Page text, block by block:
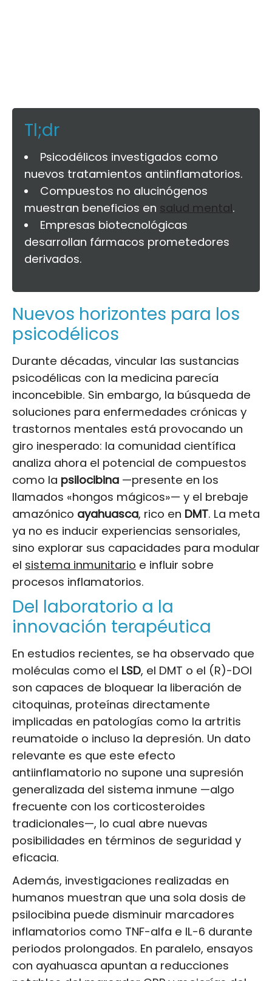
Tl;dr
Psicodélicos investigados como
nuevos tratamientos antiinflamatorios.
Compuestos no alucinógenos
muestran beneficios en salud mental.
Empresas biotecnológicas
desarrollan fármacos prometedores
derivados.
Nuevos horizontes para los
psicodélicos
Durante décadas, vincular las sustancias
psicodélicas con la medicina parecía
inconcebible. Sin embargo, la búsqueda de
soluciones para enfermedades crónicas y
trastornos mentales está provocando un
giro inesperado: la comunidad científica
analiza ahora el potencial de compuestos
como la psilocibina —presente en los
llamados «hongos mágicos»— y el brebaje
amazónico ayahuasca, rico en DMT. La meta
ya no es inducir experiencias sensoriales,
sino explorar sus capacidades para modular
el sistema inmunitario e influir sobre
procesos inflamatorios.
Del laboratorio a la
innovación terapéutica
En estudios recientes, se ha observado que
moléculas como el LSD, el DMT o el (R)-DOI
son capaces de bloquear la liberación de
citoquinas, proteínas directamente
implicadas en patologías como la artritis
reumatoide o incluso la depresión. Un dato
relevante es que este efecto
antiinflamatorio no supone una supresión
generalizada del sistema inmune —algo
frecuente con los corticosteroides
tradicionales—, lo cual abre nuevas
posibilidades en términos de seguridad y
eficacia.
Además, investigaciones realizadas en
humanos muestran que una sola dosis de
psilocibina puede disminuir marcadores
inflamatorios como TNF-alfa e IL-6 durante
periodos prolongados. En paralelo, ensayos
con ayahuasca apuntan a reducciones